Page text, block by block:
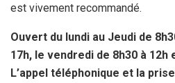
est vivement recommandé.
Ouvert du lundi au Jeudi de
17h, le vendredi de 8h30 à 12h
L’appel téléphonique et la